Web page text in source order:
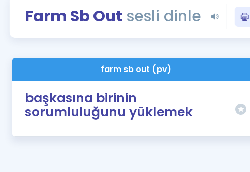
Blog
YDS - YÖKDİL
İngilizce
Farm Sb Out sesli dinle
farm sb out (pv)
başkasına birinin
sorumluluğunu yüklemek